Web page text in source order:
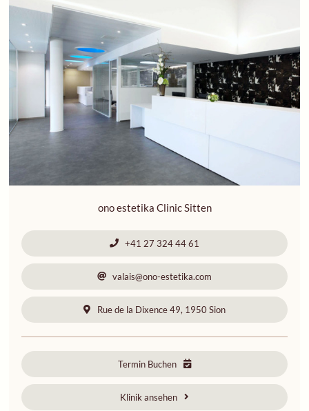
ono estetika Clinic Sitten
+41 27 324 44 61
valais@ono-estetika.com
Rue de la Dixence 49, 1950 Sion
Termin Buchen
Klinik ansehen